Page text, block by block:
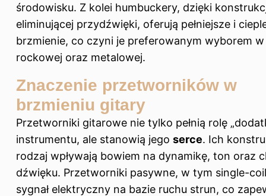
środowisku. Z kolei humbuckery, dzięki
eliminującej przydźwięki, oferują pełniejsze i
brzmienie, co czyni je preferowanym wyborem
rockowej oraz metalowej.
Znaczenie przetworników w
brzmieniu gitary
Przetworniki gitarowe nie tylko pełnią rolę
instrumentu, ale stanowią jego serce. Ich
rodzaj wpływają bowiem na dynamikę, ton oraz
dźwięku. Przetworniki pasywne, w tym single-
sygnał elektryczny na bazie ruchu strun, co